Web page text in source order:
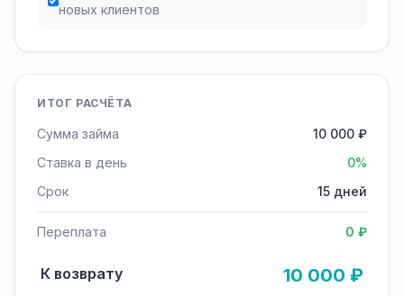
новых клиентов
ИТОГ РАСЧЁТА
Сумма займа
10 000 ₽
Ставка в день
0%
Срок
15 дней
Переплата 0 ₽
К возврату 10 000 ₽